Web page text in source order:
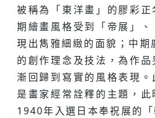
被稱為「東洋畫」的膠彩
期繪畫風格受到「帝展」
現出雋雅細緻的面貌；中
的創作理念及技法，為作
漸回歸到寫實的風格表現。
是畫家經常詮釋的主題，
1940年入選日本奉祝展的